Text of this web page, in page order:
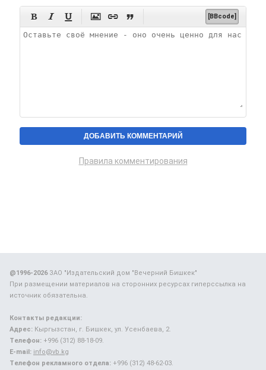
      [BBcode]
Правила комментирования
@1996-2026ЗАО "Издательский дом "Вечерний Бишкек"
При размещении материалов на сторонних ресурсах гиперссылка на
источник обязательна.
Контакты редакции:
Адрес: Кыргызстан, г. Бишкек, ул. Усенбаева, 2.
Телефон: +996 (312) 88-18-09.
E-mail: info@vb.kg
Телефон рекламного отдела: +996 (312) 48-62-03.